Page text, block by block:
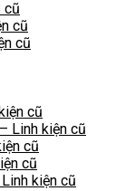
cũ
cũ
cũ
cũ
Linh kiện cũ
cũ
cũ
kiện cũ